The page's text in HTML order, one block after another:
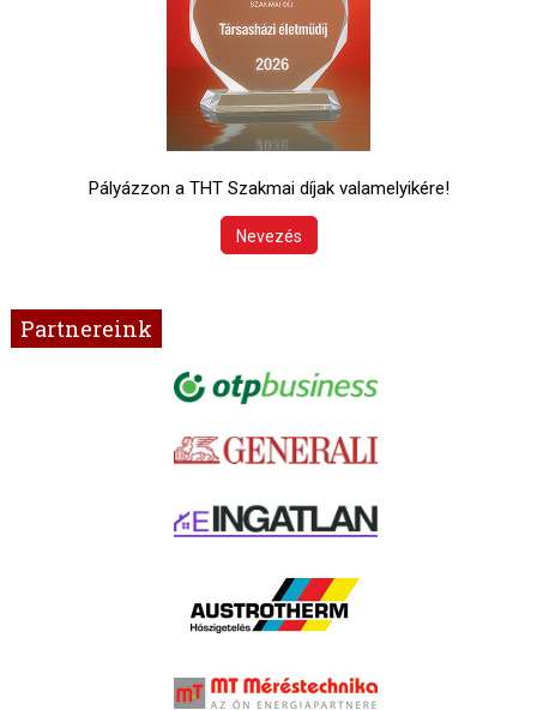
Pályázzon a THT Szakmai díjak valamelyikére!
Nevezés
Partnereink